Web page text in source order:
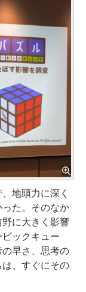
地頭力に深く
た。そのなか
に大きく影響
ックキュー
早さ、思考の
、すぐにその